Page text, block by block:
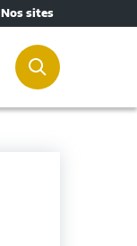
Nos sites
RECHERCHER